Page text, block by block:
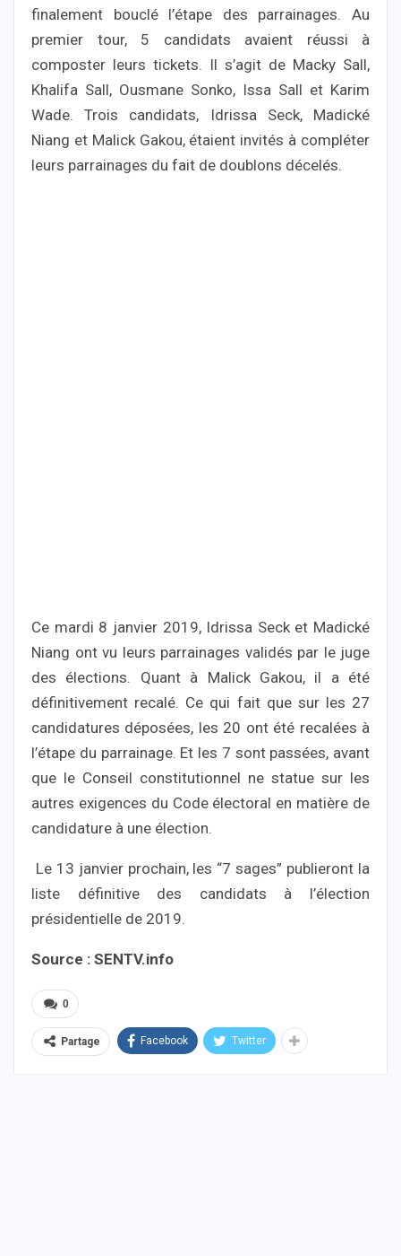
finalement bouclé l’étape des parrainages. Au
premier tour, 5 candidats avaient réussi à
composter leurs tickets. Il s’agit de Macky Sall,
Khalifa Sall, Ousmane Sonko, Issa Sall et Karim
Wade. Trois candidats, Idrissa Seck, Madické
Niang et Malick Gakou, étaient invités à compléter
leurs parrainages du fait de doublons décelés.
Ce mardi 8 janvier 2019, Idrissa Seck et Madické
Niang ont vu leurs parrainages validés par le juge
des élections. Quant à Malick Gakou, il a été
définitivement recalé. Ce qui fait que sur les 27
candidatures déposées, les 20 ont été recalées à
l’étape du parrainage. Et les 7 sont passées, avant
que le Conseil constitutionnel ne statue sur les
autres exigences du Code électoral en matière de
candidature à une élection.
Le 13 janvier prochain, les “7 sages” publieront la
liste définitive des candidats à l’élection
présidentielle de 2019.
Source : SENTV.info
0
Partage Facebook Twitter